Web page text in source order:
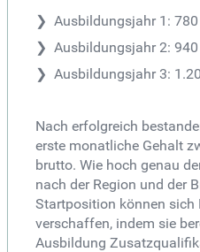
Ausbildungsjahr 1: 780
Ausbildungsjahr 2: 940
Ausbildungsjahr 3:
Nach erfolgreich
erste monatliche Gehalt
brutto. Wie hoch genau
nach der Region und der
Startposition können sich
verschaffen, indem sie
Ausbildung